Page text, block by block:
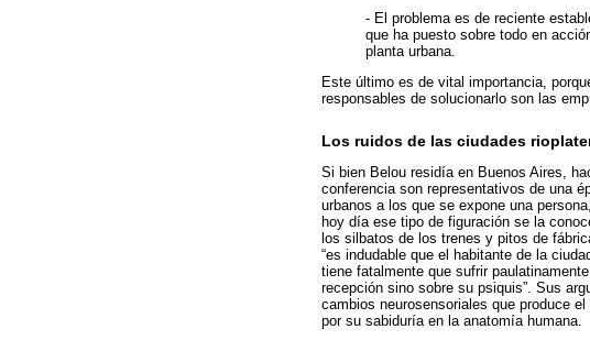
- El problema es de reciente
que ha puesto sobre todo en
planta urbana.
Este último es de vital importancia,
responsables de solucionarlo son las
Los ruidos de las ciudades
Si bien Belou residía en Buenos Aires,
conferencia son representativos de una
urbanos a los que se expone una
hoy día ese tipo de figuración se la
los silbatos de los trenes y pitos de
“es indudable que el habitante de la
tiene fatalmente que sufrir
recepción sino sobre su psiquis”. Sus
cambios neurosensoriales que produce
por su sabiduría en la anatomía humana.